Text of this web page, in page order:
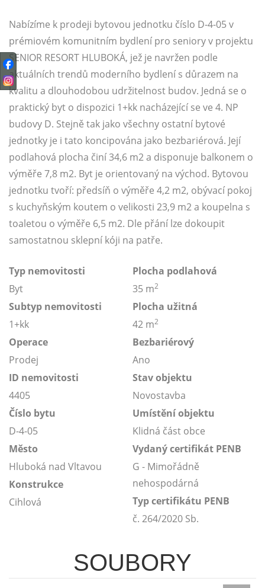
Nabízíme k prodeji bytovou jednotku číslo D-4-05 v
prémiovém komunitním bydlení pro seniory v projektu
SENIOR RESORT HLUBOKÁ, jež je navržen podle
aktuálních trendů moderního bydlení s důrazem na
kvalitu a dlouhodobou udržitelnost budov. Jedná se o
praktický byt o dispozici 1+kk nacházející se ve 4. NP
budovy D. Stejně tak jako všechny ostatní bytové
jednotky je i tato koncipována jako bezbariérová. Její
podlahová plocha činí 34,6 m2 a disponuje balkonem o
výměře 7,8 m2. Byt je orientovaný na východ. Bytovou
jednotku tvoří: předsíň o výměře 4,2 m2, obývací pokoj
s kuchyňským koutem o velikosti 23,9 m2 a koupelna s
toaletou o výměře 6,5 m2. Dle přání lze dokoupit
samostatnou sklepní kóji na patře.
Typ nemovitosti
Byt
Subtyp nemovitosti
1+kk
Operace
Prodej
ID nemovitosti
4405
Číslo bytu
D-4-05
Město
Hluboká nad Vltavou
Konstrukce
Cihlová
Plocha podlahová
35 m2
Plocha užitná
42 m2
Bezbariérový
Ano
Stav objektu
Novostavba
Umístění objektu
Klidná část obce
Vydaný certifikát PENB
G - Mimořádně
nehospodárná
Typ certifikátu PENB
č. 264/2020 Sb.
SOUBORY